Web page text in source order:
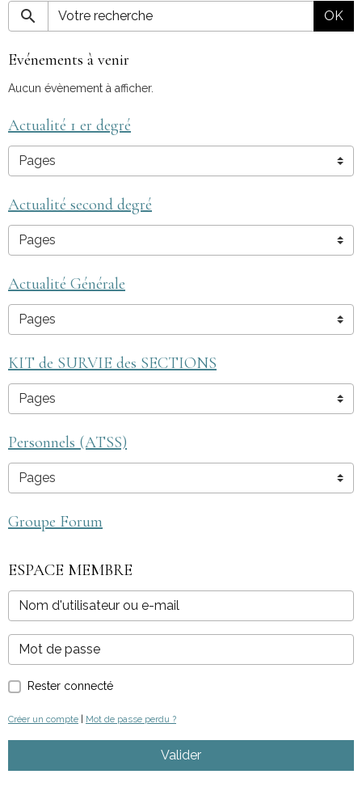
OK
Evénements à venir
Aucun évènement à afficher.
Actualité 1 er degré
Actualité second degré
Actualité Générale
KIT de SURVIE des SECTIONS
Personnels (ATSS)
Groupe Forum
ESPACE MEMBRE
Rester connecté
Créer un compte Mot de passe perdu ?
Valider